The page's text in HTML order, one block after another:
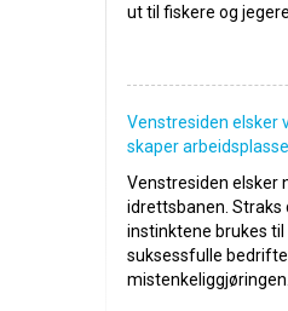
ut til fiskere og
Venstresiden elsker
skaper
Venstresiden elsker
idrettsbanen. Straks
instinktene brukes til
suksessfulle
mistenkeliggjøringen.